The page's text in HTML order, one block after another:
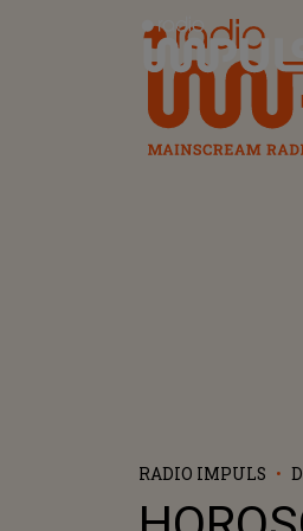
Radio Impuls
RADIO IMPULS